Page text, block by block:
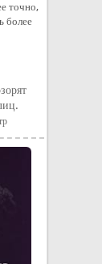
точно,
более